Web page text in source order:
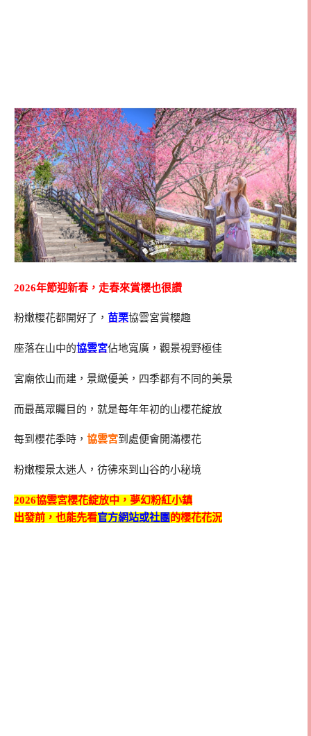
2026年節迎新春，走春來賞櫻也很讚
粉嫩櫻花都開好了， 苗栗協雲宮賞櫻趣
座落在山中的協雲宮佔地寬廣，觀景視野極佳
宮廟依山而建，景緻優美，四季都有不同的美景
而最萬眾矚目的，就是每年年初的山櫻花綻放
每到櫻花季時， 協雲宮到處便會開滿櫻花
粉嫩櫻景太迷人，彷彿來到山谷的小秘境
2026協雲宮櫻花綻放中，夢幻粉紅小鎮
出發前，也能先看官方網站或社團的櫻花花況